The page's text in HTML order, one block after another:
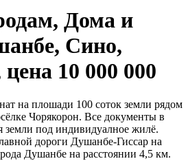
Дома и
Сино,
10 000 000
на плошади 100 соток земли рядом
Чорякорон. Все документы в
земли под индивидуалное жилё.
дороги Душанбе-Гиссар на
Душанбе на расстоянии 4,5 км.